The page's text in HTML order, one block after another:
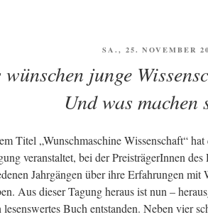
VERÖFFENTLICHT
SA., 25. NOVEMBER
wünschen junge
Und was machen
Titel „Wunsch­ma­schi­ne Wis­sen­schaft“
ver­an­stal­tet, bei der Preis­trä­ge­rIn­nen
Jahr­gän­gen über ihre Erfah­run­gen
Aus die­ser Tagung her­aus ist nun –
Buch ent­stan­den. Neben vier